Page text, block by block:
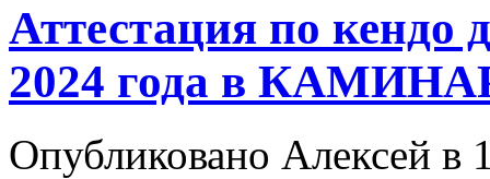
Аттестация по кендо
2024 года в
Опубликовано Алексей